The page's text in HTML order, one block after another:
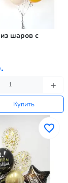
шаров с
Купить